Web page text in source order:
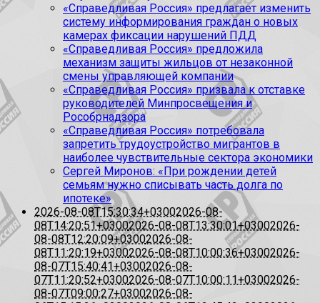
«Справедливая Россия» предлагает изменить
систему информирования граждан о новых
камерах фиксации нарушений ПДД
«Справедливая Россия» предложила
механизм защиты жильцов от незаконной
смены управляющей компании
«Справедливая Россия» призвала к отставке
руководителей Минпросвещения и
Рособрнадзора
«Справедливая Россия» потребовала
запретить трудоустройство мигрантов в
наиболее чувствительные сектора экономики
Сергей Миронов: «При рождении детей
семьям нужно списывать часть долга по
ипотеке»
2026-08-08T15:30:34+03002026-08-
08T14:20:51+03002026-08-08T13:30:01+03002026-
08-08T12:20:09+03002026-08-
08T11:20:19+03002026-08-08T10:00:36+03002026-
08-07T15:40:41+03002026-08-
07T11:20:52+03002026-08-07T10:00:11+03002026-
08-07T09:00:27+03002026-08-